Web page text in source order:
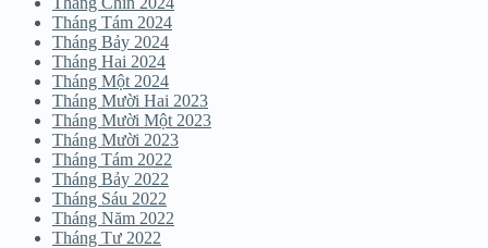
Tháng Tám 2024
Tháng Bảy 2024
Tháng Hai 2024
Tháng Một 2024
Tháng Mười Hai 2023
Tháng Mười Một 2023
Tháng Mười 2023
Tháng Tám 2022
Tháng Bảy 2022
Tháng Sáu 2022
Tháng Năm 2022
Tháng Tư 2022